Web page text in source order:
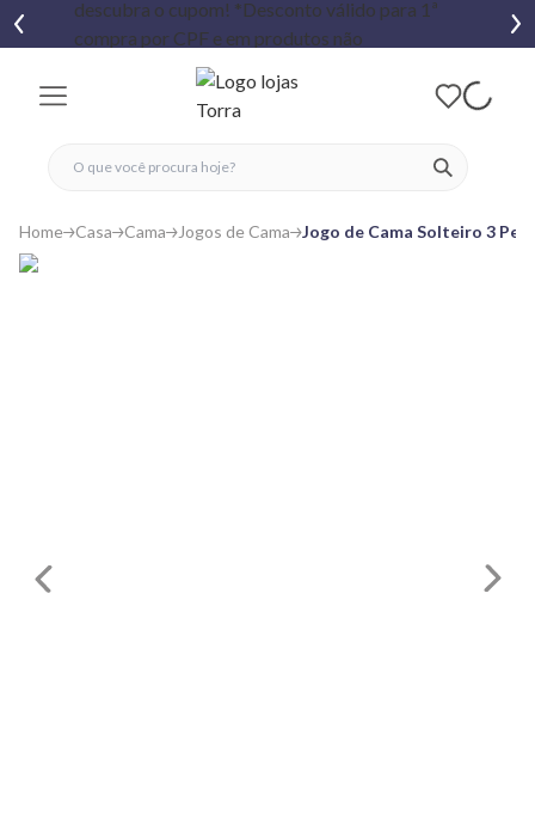
ver
fechar menu
fechar menu
favoritos
Home Casa Cama Jogos de Cama Jogo de Cama Solteiro 3